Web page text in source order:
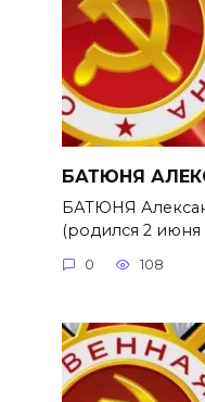
БАТЮНЯ
БАТЮНЯ
(родился 2 июня
0 108